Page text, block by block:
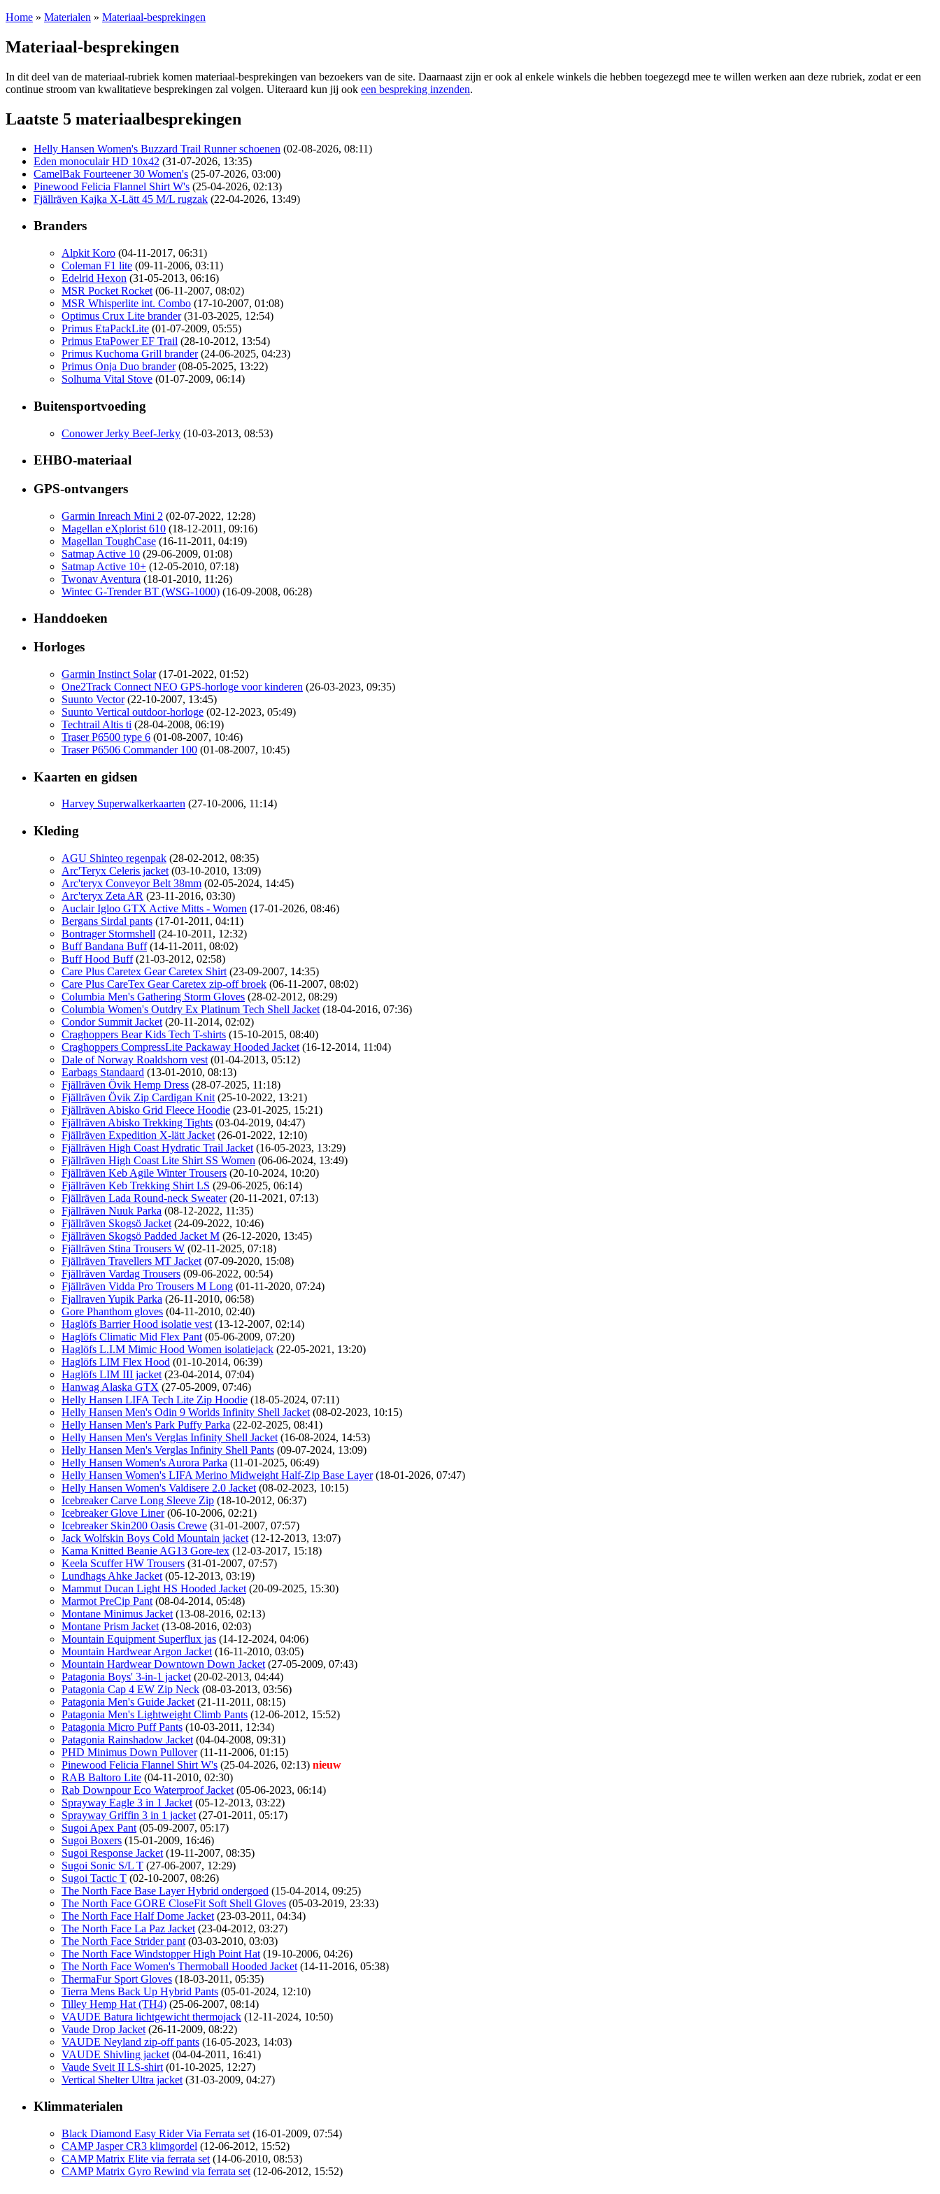
Home » Materialen » Materiaal-besprekingen
Materiaal-besprekingen
In dit deel van de materiaal-rubriek komen materiaal-besprekingen van bezoekers van de site. Daarnaast zijn er ook al enkele winkels die hebben toegezegd mee te willen werken aan deze rubriek, zodat er een
continue stroom van kwalitatieve besprekingen zal volgen. Uiteraard kun jij ook een bespreking inzenden.
Laatste 5 materiaalbesprekingen
Helly Hansen Women's Buzzard Trail Runner schoenen (02-08-2026, 08:11)
Eden monoculair HD 10x42 (31-07-2026, 13:35)
CamelBak Fourteener 30 Women's (25-07-2026, 03:00)
Pinewood Felicia Flannel Shirt W's (25-04-2026, 02:13)
Fjällräven Kajka X-Lätt 45 M/L rugzak (22-04-2026, 13:49)
Branders
Alpkit Koro (04-11-2017, 06:31)
Coleman F1 lite (09-11-2006, 03:11)
Edelrid Hexon (31-05-2013, 06:16)
MSR Pocket Rocket (06-11-2007, 08:02)
MSR Whisperlite int. Combo (17-10-2007, 01:08)
Optimus Crux Lite brander (31-03-2025, 12:54)
Primus EtaPackLite (01-07-2009, 05:55)
Primus EtaPower EF Trail (28-10-2012, 13:54)
Primus Kuchoma Grill brander (24-06-2025, 04:23)
Primus Onja Duo brander (08-05-2025, 13:22)
Solhuma Vital Stove (01-07-2009, 06:14)
Buitensportvoeding
Conower Jerky Beef-Jerky (10-03-2013, 08:53)
EHBO-materiaal
GPS-ontvangers
Garmin Inreach Mini 2 (02-07-2022, 12:28)
Magellan eXplorist 610 (18-12-2011, 09:16)
Magellan ToughCase (16-11-2011, 04:19)
Satmap Active 10 (29-06-2009, 01:08)
Satmap Active 10+ (12-05-2010, 07:18)
Twonav Aventura (18-01-2010, 11:26)
Wintec G-Trender BT (WSG-1000) (16-09-2008, 06:28)
Handdoeken
Horloges
Garmin Instinct Solar (17-01-2022, 01:52)
One2Track Connect NEO GPS-horloge voor kinderen (26-03-2023, 09:35)
Suunto Vector (22-10-2007, 13:45)
Suunto Vertical outdoor-horloge (02-12-2023, 05:49)
Techtrail Altis ti (28-04-2008, 06:19)
Traser P6500 type 6 (01-08-2007, 10:46)
Traser P6506 Commander 100 (01-08-2007, 10:45)
Kaarten en gidsen
Harvey Superwalkerkaarten (27-10-2006, 11:14)
Kleding
AGU Shinteo regenpak (28-02-2012, 08:35)
Arc'Teryx Celeris jacket (03-10-2010, 13:09)
Arc'teryx Conveyor Belt 38mm (02-05-2024, 14:45)
Arc'teryx Zeta AR (23-11-2016, 03:30)
Auclair Igloo GTX Active Mitts - Women (17-01-2026, 08:46)
Bergans Sirdal pants (17-01-2011, 04:11)
Bontrager Stormshell (24-10-2011, 12:32)
Buff Bandana Buff (14-11-2011, 08:02)
Buff Hood Buff (21-03-2012, 02:58)
Care Plus Caretex Gear Caretex Shirt (23-09-2007, 14:35)
Care Plus CareTex Gear Caretex zip-off broek (06-11-2007, 08:02)
Columbia Men's Gathering Storm Gloves (28-02-2012, 08:29)
Columbia Women's Outdry Ex Platinum Tech Shell Jacket (18-04-2016, 07:36)
Condor Summit Jacket (20-11-2014, 02:02)
Craghoppers Bear Kids Tech T-shirts (15-10-2015, 08:40)
Craghoppers CompressLite Packaway Hooded Jacket (16-12-2014, 11:04)
Dale of Norway Roaldshorn vest (01-04-2013, 05:12)
Earbags Standaard (13-01-2010, 08:13)
Fjällräven Övik Hemp Dress (28-07-2025, 11:18)
Fjällräven Övik Zip Cardigan Knit (25-10-2022, 13:21)
Fjällräven Abisko Grid Fleece Hoodie (23-01-2025, 15:21)
Fjällräven Abisko Trekking Tights (03-04-2019, 04:47)
Fjällräven Expedition X-lätt Jacket (26-01-2022, 12:10)
Fjällräven High Coast Hydratic Trail Jacket (16-05-2023, 13:29)
Fjällräven High Coast Lite Shirt SS Women (06-06-2024, 13:49)
Fjällräven Keb Agile Winter Trousers (20-10-2024, 10:20)
Fjällräven Keb Trekking Shirt LS (29-06-2025, 06:14)
Fjällräven Lada Round-neck Sweater (20-11-2021, 07:13)
Fjällräven Nuuk Parka (08-12-2022, 11:35)
Fjällräven Skogsö Jacket (24-09-2022, 10:46)
Fjällräven Skogsö Padded Jacket M (26-12-2020, 13:45)
Fjällräven Stina Trousers W (02-11-2025, 07:18)
Fjällräven Travellers MT Jacket (07-09-2020, 15:08)
Fjällräven Vardag Trousers (09-06-2022, 00:54)
Fjällräven Vidda Pro Trousers M Long (01-11-2020, 07:24)
Fjallraven Yupik Parka (26-11-2010, 06:58)
Gore Phanthom gloves (04-11-2010, 02:40)
Haglöfs Barrier Hood isolatie vest (13-12-2007, 02:14)
Haglöfs Climatic Mid Flex Pant (05-06-2009, 07:20)
Haglöfs L.I.M Mimic Hood Women isolatiejack (22-05-2021, 13:20)
Haglöfs LIM Flex Hood (01-10-2014, 06:39)
Haglöfs LIM III jacket (23-04-2014, 07:04)
Hanwag Alaska GTX (27-05-2009, 07:46)
Helly Hansen LIFA Tech Lite Zip Hoodie (18-05-2024, 07:11)
Helly Hansen Men's Odin 9 Worlds Infinity Shell Jacket (08-02-2023, 10:15)
Helly Hansen Men's Park Puffy Parka (22-02-2025, 08:41)
Helly Hansen Men's Verglas Infinity Shell Jacket (16-08-2024, 14:53)
Helly Hansen Men's Verglas Infinity Shell Pants (09-07-2024, 13:09)
Helly Hansen Women's Aurora Parka (11-01-2025, 06:49)
Helly Hansen Women's LIFA Merino Midweight Half-Zip Base Layer (18-01-2026, 07:47)
Helly Hansen Women's Valdisere 2.0 Jacket (08-02-2023, 10:15)
Icebreaker Carve Long Sleeve Zip (18-10-2012, 06:37)
Icebreaker Glove Liner (06-10-2006, 02:21)
Icebreaker Skin200 Oasis Crewe (31-01-2007, 07:57)
Jack Wolfskin Boys Cold Mountain jacket (12-12-2013, 13:07)
Kama Knitted Beanie AG13 Gore-tex (12-03-2017, 15:18)
Keela Scuffer HW Trousers (31-01-2007, 07:57)
Lundhags Ahke Jacket (05-12-2013, 03:19)
Mammut Ducan Light HS Hooded Jacket (20-09-2025, 15:30)
Marmot PreCip Pant (08-04-2014, 05:48)
Montane Minimus Jacket (13-08-2016, 02:13)
Montane Prism Jacket (13-08-2016, 02:03)
Mountain Equipment Superflux jas (14-12-2024, 04:06)
Mountain Hardwear Argon Jacket (16-11-2010, 03:05)
Mountain Hardwear Downtown Down Jacket (27-05-2009, 07:43)
Patagonia Boys' 3-in-1 jacket (20-02-2013, 04:44)
Patagonia Cap 4 EW Zip Neck (08-03-2013, 03:56)
Patagonia Men's Guide Jacket (21-11-2011, 08:15)
Patagonia Men's Lightweight Climb Pants (12-06-2012, 15:52)
Patagonia Micro Puff Pants (10-03-2011, 12:34)
Patagonia Rainshadow Jacket (04-04-2008, 09:31)
PHD Minimus Down Pullover (11-11-2006, 01:15)
Pinewood Felicia Flannel Shirt W's (25-04-2026, 02:13) nieuw
RAB Baltoro Lite (04-11-2010, 02:30)
Rab Downpour Eco Waterproof Jacket (05-06-2023, 06:14)
Sprayway Eagle 3 in 1 Jacket (05-12-2013, 03:22)
Sprayway Griffin 3 in 1 jacket (27-01-2011, 05:17)
Sugoi Apex Pant (05-09-2007, 05:17)
Sugoi Boxers (15-01-2009, 16:46)
Sugoi Response Jacket (19-11-2007, 08:35)
Sugoi Sonic S/L T (27-06-2007, 12:29)
Sugoi Tactic T (02-10-2007, 08:26)
The North Face Base Layer Hybrid ondergoed (15-04-2014, 09:25)
The North Face GORE CloseFit Soft Shell Gloves (05-03-2019, 23:33)
The North Face Half Dome Jacket (23-03-2011, 04:34)
The North Face La Paz Jacket (23-04-2012, 03:27)
The North Face Strider pant (03-03-2010, 03:03)
The North Face Windstopper High Point Hat (19-10-2006, 04:26)
The North Face Women's Thermoball Hooded Jacket (14-11-2016, 05:38)
ThermaFur Sport Gloves (18-03-2011, 05:35)
Tierra Mens Back Up Hybrid Pants (05-01-2024, 12:10)
Tilley Hemp Hat (TH4) (25-06-2007, 08:14)
VAUDE Batura lichtgewicht thermojack (12-11-2024, 10:50)
Vaude Drop Jacket (26-11-2009, 08:22)
VAUDE Neyland zip-off pants (16-05-2023, 14:03)
VAUDE Shivling jacket (04-04-2011, 16:41)
Vaude Sveit II LS-shirt (01-10-2025, 12:27)
Vertical Shelter Ultra jacket (31-03-2009, 04:27)
Klimmaterialen
Black Diamond Easy Rider Via Ferrata set (16-01-2009, 07:54)
CAMP Jasper CR3 klimgordel (12-06-2012, 15:52)
CAMP Matrix Elite via ferrata set (14-06-2010, 08:53)
CAMP Matrix Gyro Rewind via ferrata set (12-06-2012, 15:52)